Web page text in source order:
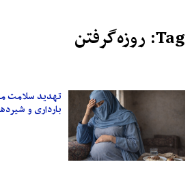
Tag: روزه‌گرفتن
تهدید سلامت
بارداری و